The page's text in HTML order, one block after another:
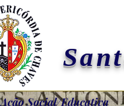
Ação Social/Educativa